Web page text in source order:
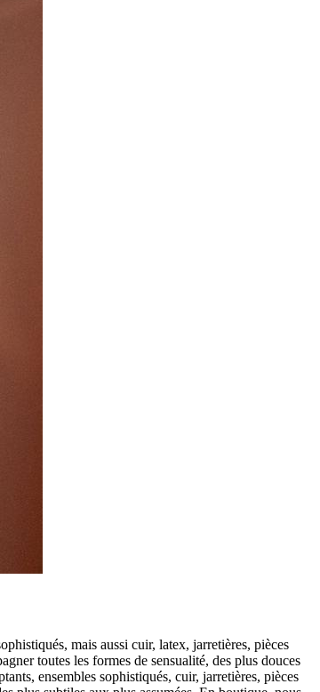
mais aussi cuir, latex, jarretières, pièces
toutes les formes de sensualité, des plus douces
ensembles sophistiqués, cuir, jarretières, pièces